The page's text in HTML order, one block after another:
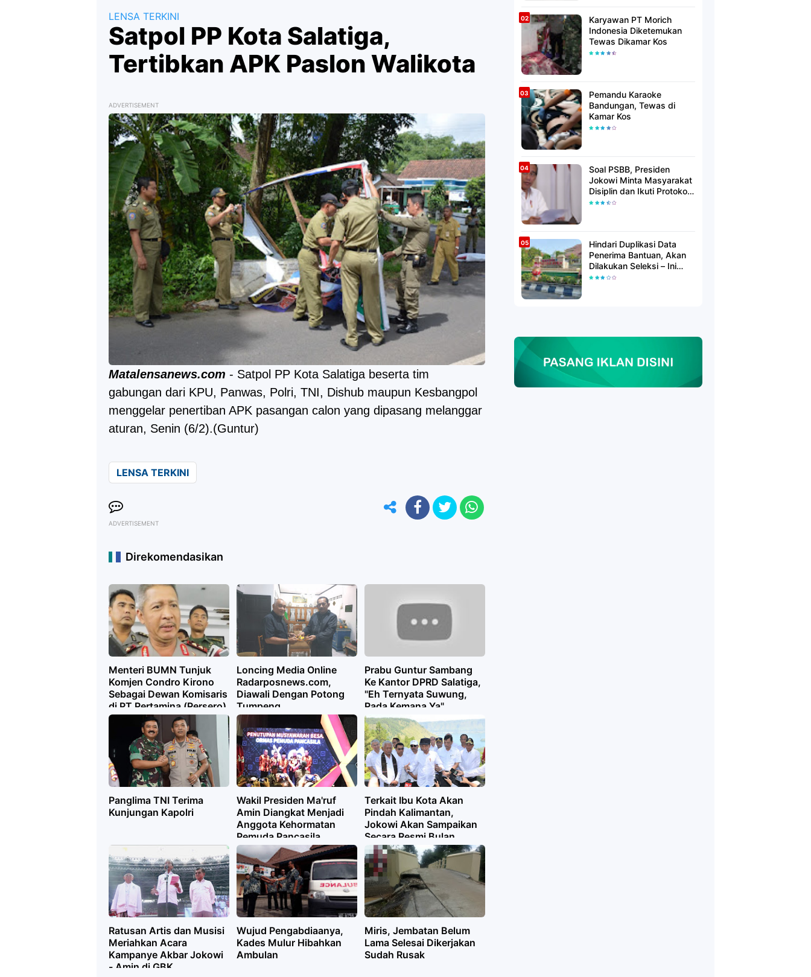
LENSA TERKINI
Satpol PP Kota Salatiga,
Tertibkan APK Paslon Walikota
ADVERTISEMENT
Matalensanews.com - Satpol PP Kota Salatiga beserta tim
gabungan dari KPU, Panwas, Polri, TNI, Dishub maupun Kesbangpol
menggelar penertiban APK pasangan calon yang dipasang melanggar
aturan, Senin (6/2).(Guntur)
LENSA TERKINI
ADVERTISEMENT
Direkomendasikan
Menteri BUMN Tunjuk
Komjen Condro Kirono
Sebagai Dewan Komisaris
di PT Pertamina (Persero)
Loncing Media Online
Radarposnews.com,
Diawali Dengan Potong
Tumpeng
Prabu Guntur Sambang
Ke Kantor DPRD Salatiga,
"Eh Ternyata Suwung,
Pada Kemana Ya"
Panglima TNI Terima
Kunjungan Kapolri
Wakil Presiden Ma'ruf
Amin Diangkat Menjadi
Anggota Kehormatan
Pemuda Pancasila
Terkait Ibu Kota Akan
Pindah Kalimantan,
Jokowi Akan Sampaikan
Secara Resmi Bulan
Agustus Nanti
Ratusan Artis dan Musisi
Meriahkan Acara
Kampanye Akbar Jokowi
- Amin di GBK
Wujud Pengabdiaanya,
Kades Mulur Hibahkan
Ambulan
Miris, Jembatan Belum
Lama Selesai Dikerjakan
Sudah Rusak
Karyawan PT Morich
Indonesia Diketemukan
Tewas Dikamar Kos
Pemandu Karaoke
Bandungan, Tewas di
Kamar Kos
Soal PSBB, Presiden
Jokowi Minta Masyarakat
Disiplin dan Ikuti Protokol
Kesehatan
Hindari Duplikasi Data
Penerima Bantuan, Akan
Dilakukan Seleksi – Ini
Penjelasanya